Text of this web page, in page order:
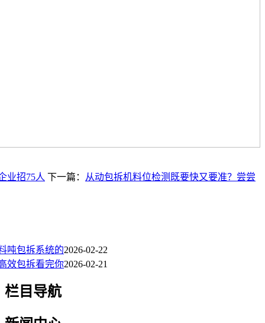
业招75人 下一篇： 从动包拆机料位检测既要快又要准？尝尝
吨包拆系统的2026-02-22
效包拆看完你2026-02-21
栏目导航